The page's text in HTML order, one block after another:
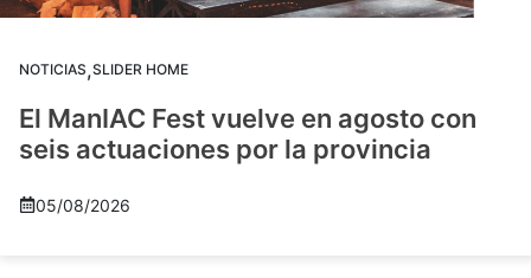
NOTICIAS,SLIDER HOME
El ManIAC Fest vuelve en agosto con
seis actuaciones por la provincia
05/08/2026